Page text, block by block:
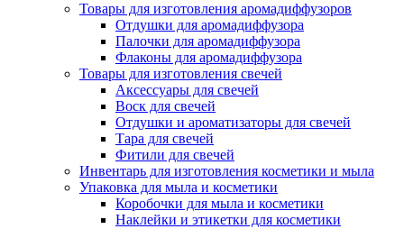
Товары для изготовления аромадиффузоров
Отдушки для аромадиффузора
Палочки для аромадиффузора
Флаконы для аромадиффузора
Товары для изготовления свечей
Аксессуары для свечей
Воск для свечей
Отдушки и ароматизаторы для свечей
Тара для свечей
Фитили для свечей
Инвентарь для изготовления косметики и мыла
Упаковка для мыла и косметики
Коробочки для мыла и косметики
Наклейки и этикетки для косметики